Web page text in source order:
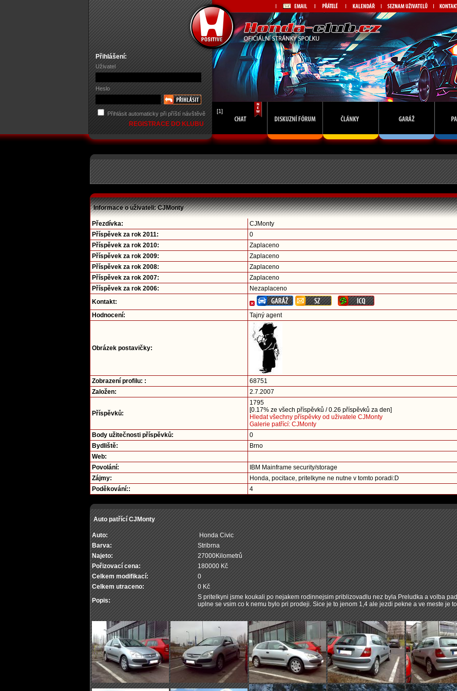
Přihlášení:
Uživatel
Heslo
Přihlásit automaticky při příští návštěvě
REGISTRACE DO KLUBU
[1]
Informace o uživateli: CJMonty
Přezdívka:
CJMonty
Příspěvek za rok 2011:
0
Příspěvek za rok 2010:
Zaplaceno
Příspěvek za rok 2009:
Zaplaceno
Příspěvek za rok 2008:
Zaplaceno
Příspěvek za rok 2007:
Zaplaceno
Příspěvek za rok 2006:
Nezaplaceno
Kontakt:
Hodnocení:
Tajný agent
Obrázek postavičky:
Zobrazení profilu: :
68751
Založen:
2.7.2007
Příspěvků:
1795
[0.17% ze všech příspěvků / 0.26 příspěvků za den]
Hledat všechny příspěvky od uživatele CJMonty
Galerie patřící: CJMonty
Body užitečnosti příspěvků:
0
Bydliště:
Brno
Web:
Povolání:
IBM Mainframe security/storage
Zájmy:
Honda, pocitace, pritelkyne ne nutne v tomto poradi:D
Poděkování::
4
Auto patřící CJMonty
Auto:
Honda Civic
Barva:
Stribrna
Najeto:
27000Kilometrů
Pořizovací cena:
180000 Kč
Celkem modifikací:
0
Celkem utraceno:
0 Kč
Popis:
S pritelkyni jsme koukali po nejakem rodinnejsim priblizovadlu nez byla Preludka a volba
uplne se vsim co k nemu bylo pri prodeji. Sice je to jenom 1,4 ale jezdi pekne a ve meste je